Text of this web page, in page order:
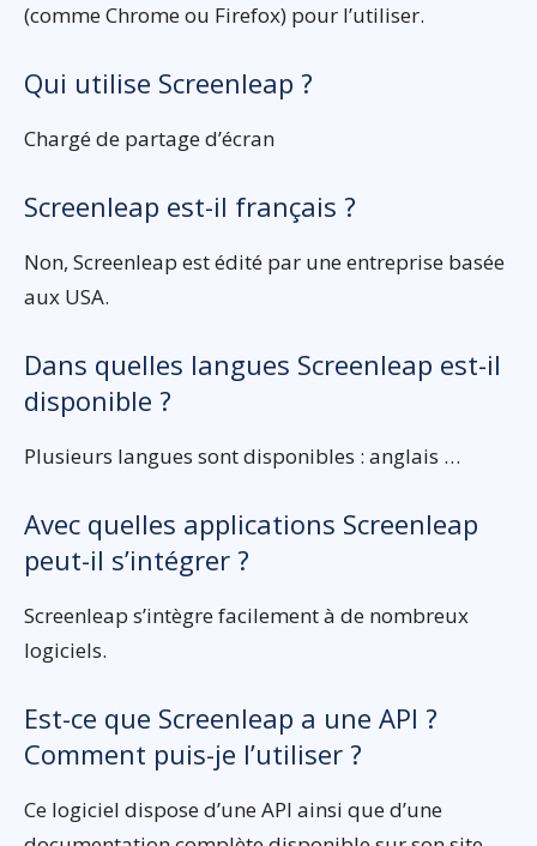
(comme Chrome ou Firefox) pour l’utiliser.
Qui utilise Screenleap ?
Chargé de partage d’écran
Screenleap est-il français ?
Non, Screenleap est édité par une entreprise basée
aux USA.
Dans quelles langues Screenleap est-il
disponible ?
Plusieurs langues sont disponibles : anglais …
Avec quelles applications Screenleap
peut-il s’intégrer ?
Screenleap s’intègre facilement à de nombreux
logiciels.
Est-ce que Screenleap a une API ?
Comment puis-je l’utiliser ?
Ce logiciel dispose d’une API ainsi que d’une